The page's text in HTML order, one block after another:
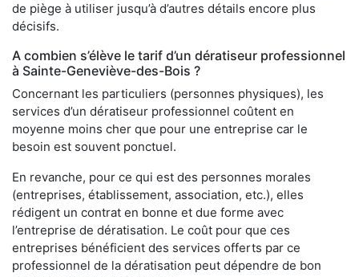
de piège à utiliser jusqu’à d’autres détails encore plus
décisifs.
A combien s’élève le tarif d’un dératiseur professionnel
à Sainte-Geneviève-des-Bois ?
Concernant les particuliers (personnes physiques), les
services d’un dératiseur professionnel coûtent en
moyenne moins cher que pour une entreprise car le
besoin est souvent ponctuel.
En revanche, pour ce qui est des personnes morales
(entreprises, établissement, association, etc.), elles
rédigent un contrat en bonne et due forme avec
l’entreprise de dératisation. Le coût pour que ces
entreprises bénéficient des services offerts par ce
professionnel de la dératisation peut dépendre de bon